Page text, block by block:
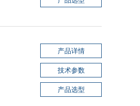
产品详情
技术参数
产品选型